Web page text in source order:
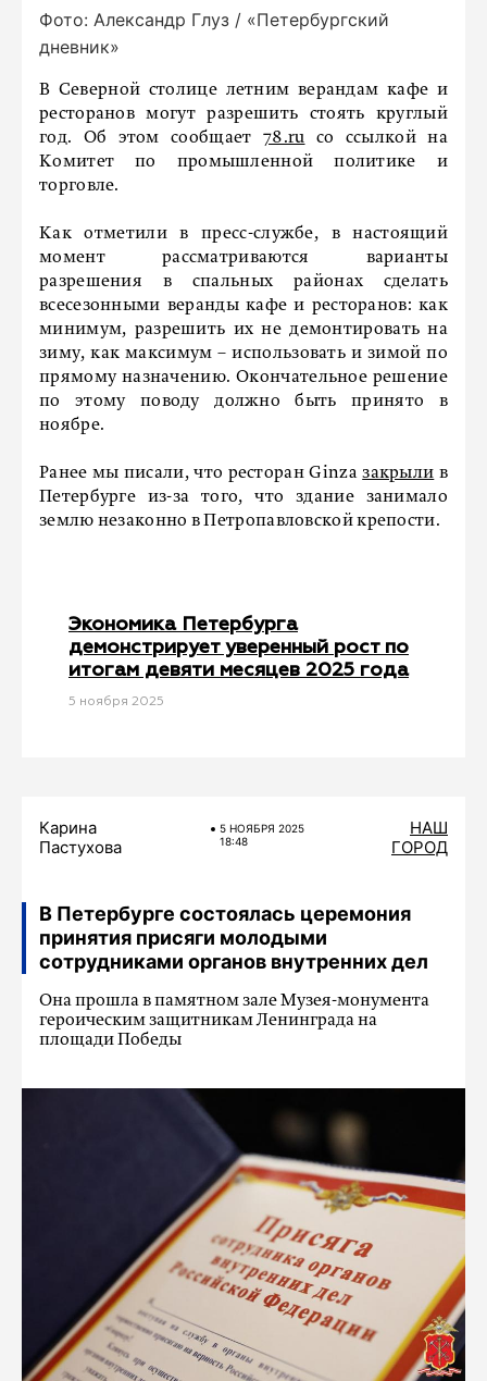
Фото: Александр Глуз / «Петербургский
дневник»
В Северной столице летним верандам кафе и
ресторанов могут разрешить стоять круглый
год. Об этом сообщает 78.ru со ссылкой на
Комитет по промышленной политике и
торговле.
Как отметили в пресс-службе, в настоящий
момент рассматриваются варианты
разрешения в спальных районах сделать
всесезонными веранды кафе и ресторанов: как
минимум, разрешить их не демонтировать на
зиму, как максимум – использовать и зимой по
прямому назначению. Окончательное решение
по этому поводу должно быть принято в
ноябре.
Ранее мы писали, что ресторан Ginzaзакрыли в
Петербурге из-за того, что здание занимало
землю незаконно в Петропавловской крепости.
Экономика Петербурга
демонстрирует уверенный рост по
итогам девяти месяцев 2025 года
5 ноября 2025
Карина
Пастухова
5 НОЯБРЯ 2025
18:48
НАШ
ГОРОД
В Петербурге состоялась церемония
принятия присяги молодыми
сотрудниками органов внутренних дел
Она прошла в памятном зале Музея-монумента
героическим защитникам Ленинграда на
площади Победы